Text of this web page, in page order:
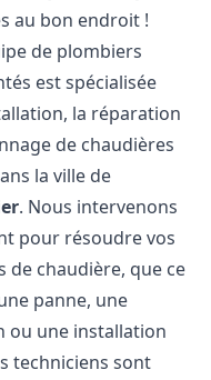
au bon endroit !
de plombiers
est spécialisée
la réparation
de chaudières
la ville de
. Nous intervenons
pour résoudre vos
de chaudière, que ce
panne, une
ou une installation
techniciens sont